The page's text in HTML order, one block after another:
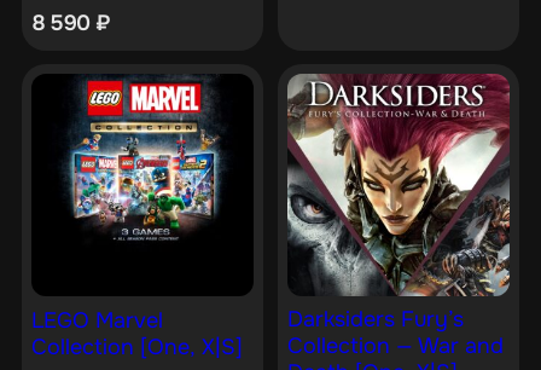
8 590 ₽
LEGO Marvel
Collection [One, X|S]
Darksiders Fury’s
Collection — War and